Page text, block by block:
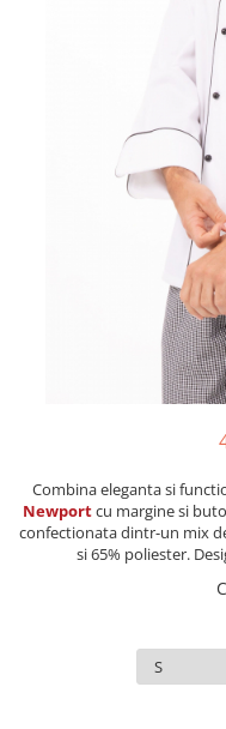
Combina eleganta si
Newportcu margine si
confectionata dintr-un mix
si 65% poliester.